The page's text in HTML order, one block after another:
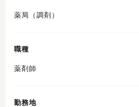
薬局（調剤）
職種
薬剤師
勤務地